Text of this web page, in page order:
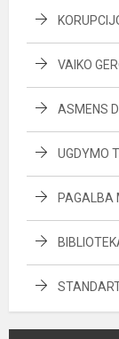
VAIKO
ASMENS
UGDYMO
PAGALBA